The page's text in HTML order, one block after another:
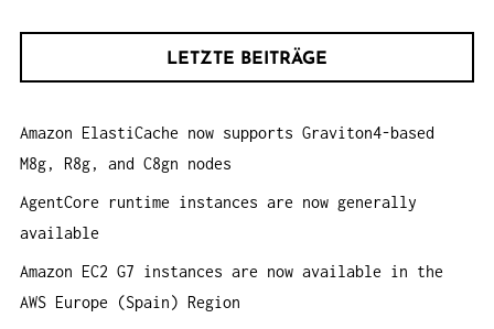
I
a
c
h
:
LETZTE BEITRÄGE
Amazon ElastiCache now supports Graviton4-based
M8g, R8g, and C8gn nodes
AgentCore runtime instances are now generally
available
Amazon EC2 G7 instances are now available in the
AWS Europe (Spain) Region